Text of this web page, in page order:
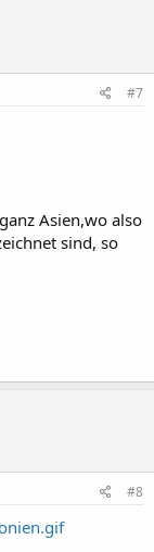
#7
Asien,wo also
sind, so
#8